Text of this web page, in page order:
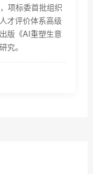
项标委首批组织
才评价体系高级
版《AI重塑生意
究。